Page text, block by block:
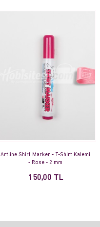
Artline Shirt Marker - T-Shirt Kalemi
- Rose - 2 mm
150,00 TL